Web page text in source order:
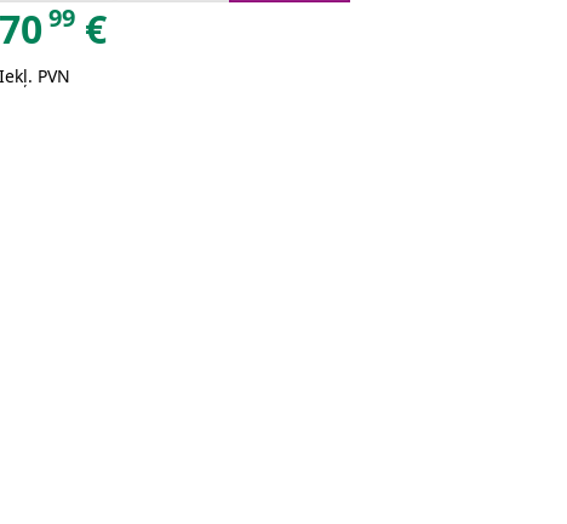
7099 €
Iekļ. PVN